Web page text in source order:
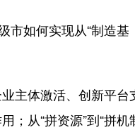
如何实现从“制造基
主体激活、创新平台
；从“拼资源”到“拼机